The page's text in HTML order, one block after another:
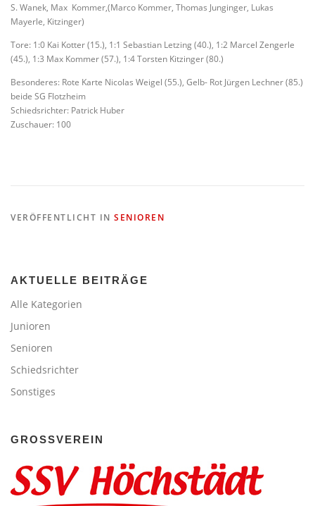
S. Wanek, Max Kommer,(Marco Kommer, Thomas Junginger, Lukas
Mayerle, Kitzinger)
Tore: 1:0 Kai Kotter (15.), 1:1 Sebastian Letzing (40.), 1:2 Marcel Zengerle
(45.), 1:3 Max Kommer (57.), 1:4 Torsten Kitzinger (80.)
Besonderes: Rote Karte Nicolas Weigel (55.), Gelb- Rot Jürgen Lechner (85.)
beide SG Flotzheim
Schiedsrichter: Patrick Huber
Zuschauer: 100
VERÖFFENTLICHT IN SENIOREN
AKTUELLE BEITRÄGE
Alle Kategorien
Junioren
Senioren
Schiedsrichter
Sonstiges
GROSSVEREIN